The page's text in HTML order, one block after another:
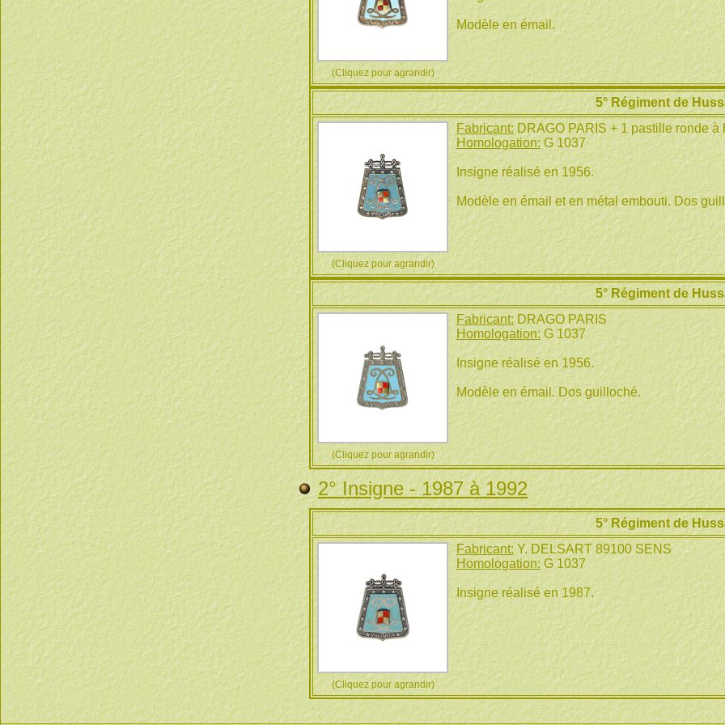
(Cliquez pour agrandir)
Modèle en émail.
5° Régiment de
(Cliquez pour agrandir)
Fabricant:DRAGO PARIS + 1 pastille ronde à
Homologation:G 1037
Insigne réalisé en 1956.
Modèle en émail et en métal embouti. Dos
5° Régiment de
(Cliquez pour agrandir)
Fabricant:DRAGO PARIS
Homologation:G 1037
Insigne réalisé en 1956.
Modèle en émail. Dos guilloché.
2° Insigne - 1987 à 1992
5° Régiment de
(Cliquez pour agrandir)
Fabricant:Y. DELSART 89100 SENS
Homologation:G 1037
Insigne réalisé en 1987.